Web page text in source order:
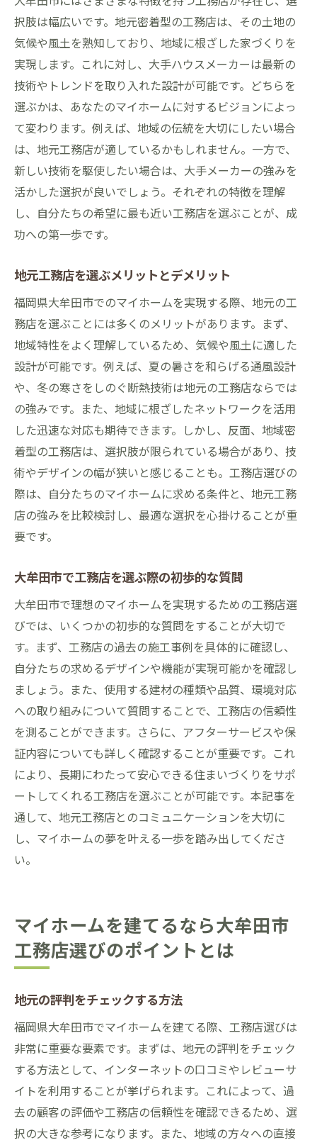
ト
択肢は幅広いです。地元密着型の工務店は、その土地の
気候や風土を熟知しており、地域に根ざした家づくりを
実現します。これに対し、大手ハウスメーカーは最新の
技術やトレンドを取り入れた設計が可能です。どちらを
選ぶかは、あなたのマイホームに対するビジョンによっ
て変わります。例えば、地域の伝統を大切にしたい場合
は、地元工務店が適しているかもしれません。一方で、
新しい技術を駆使したい場合は、大手メーカーの強みを
活かした選択が良いでしょう。それぞれの特徴を理解
し、自分たちの希望に最も近い工務店を選ぶことが、成
功への第一歩です。
地元工務店を選ぶメリットとデメリット
福岡県大牟田市でのマイホームを実現する際、地元の工
務店を選ぶことには多くのメリットがあります。まず、
地域特性をよく理解しているため、気候や風土に適した
設計が可能です。例えば、夏の暑さを和らげる通風設計
や、冬の寒さをしのぐ断熱技術は地元の工務店ならでは
の強みです。また、地域に根ざしたネットワークを活用
した迅速な対応も期待できます。しかし、反面、地域密
着型の工務店は、選択肢が限られている場合があり、技
術やデザインの幅が狭いと感じることも。工務店選びの
際は、自分たちのマイホームに求める条件と、地元工務
店の強みを比較検討し、最適な選択を心掛けることが重
要です。
大牟田市で工務店を選ぶ際の初歩的な質問
大牟田市で理想のマイホームを実現するための工務店選
びでは、いくつかの初歩的な質問をすることが大切で
す。まず、工務店の過去の施工事例を具体的に確認し、
自分たちの求めるデザインや機能が実現可能かを確認し
ましょう。また、使用する建材の種類や品質、環境対応
への取り組みについて質問することで、工務店の信頼性
を測ることができます。さらに、アフターサービスや保
証内容についても詳しく確認することが重要です。これ
により、長期にわたって安心できる住まいづくりをサポ
ートしてくれる工務店を選ぶことが可能です。本記事を
通して、地元工務店とのコミュニケーションを大切に
し、マイホームの夢を叶える一歩を踏み出してくださ
い。
マイホームを建てるなら大牟田市
工務店選びのポイントとは
地元の評判をチェックする方法
福岡県大牟田市でマイホームを建てる際、工務店選びは
非常に重要な要素です。まずは、地元の評判をチェック
する方法として、インターネットの口コミやレビューサ
イトを利用することが挙げられます。これによって、過
去の顧客の評価や工務店の信頼性を確認できるため、選
択の大きな参考になります。また、地域の方々への直接